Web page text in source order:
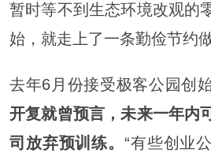
暂时等不到生态环境改观的
始，就走上了一条勤俭节约
去年6月份接受极客公园创
开复就曾预言，未来一年内
司放弃预训练。 “有些创业